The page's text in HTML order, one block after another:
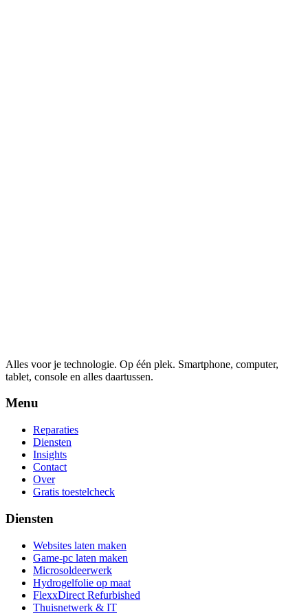
Alles voor je technologie. Op één plek. Smartphone, computer,
tablet, console en alles daartussen.
Menu
Reparaties
Diensten
Insights
Contact
Over
Gratis toestelcheck
Diensten
Websites laten maken
Game-pc laten maken
Microsoldeerwerk
Hydrogelfolie op maat
FlexxDirect Refurbished
Thuisnetwerk & IT